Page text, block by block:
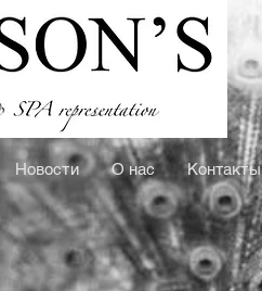
Новости О нас Контакты